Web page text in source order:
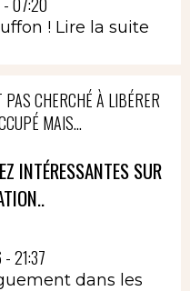
! Lire la suite
CHERCHÉ À LIBÉRER
MAIS...
INTÉRESSANTES SUR
21:37
dans les